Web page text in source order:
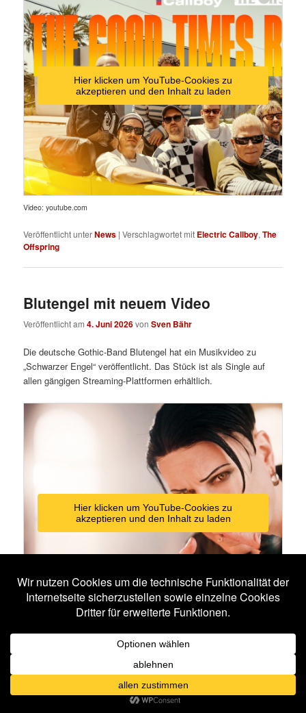
Hier klicken um YouTube-Cookies zu
akzeptieren und den Inhalt zu laden
Video: youtube.com
Veröffentlicht unterNews |Verschlagwortet mit Electric Callboy,The
Offspring
Blutengel mit neuem Video
Veröffentlicht am4. Juni 2026vonSven Bähr
Die deutsche Gothic-Band Blutengel hat ein Musikvideo zu
„Schwarzer Engel“ veröffentlicht. Das Stück ist als Single auf
allen gängigen Streaming-Plattformen erhältlich.
Hier klicken um YouTube-Cookies zu
akzeptieren und den Inhalt zu laden
Video: youtube.com
Verschlagwortet mit